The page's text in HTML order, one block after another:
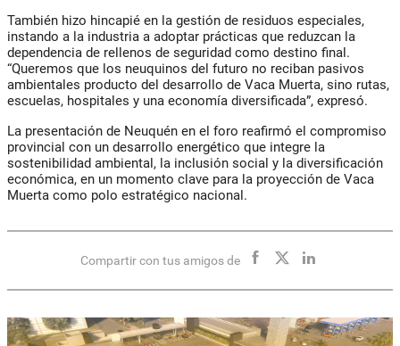
También hizo hincapié en la gestión de residuos especiales,
instando a la industria a adoptar prácticas que reduzcan la
dependencia de rellenos de seguridad como destino final.
“Queremos que los neuquinos del futuro no reciban pasivos
ambientales producto del desarrollo de Vaca Muerta, sino rutas,
escuelas, hospitales y una economía diversificada”, expresó.
La presentación de Neuquén en el foro reafirmó el compromiso
provincial con un desarrollo energético que integre la
sostenibilidad ambiental, la inclusión social y la diversificación
económica, en un momento clave para la proyección de Vaca
Muerta como polo estratégico nacional.
Compartir con tus amigos de